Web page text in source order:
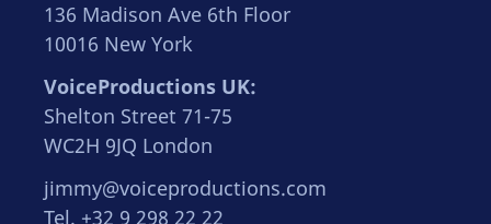
136 Madison Ave 6th Floor
10016 New York
VoiceProductions UK:
Shelton Street 71-75
WC2H 9JQ London
jimmy@voiceproductions.com
Tel. +32 9 298 22 22